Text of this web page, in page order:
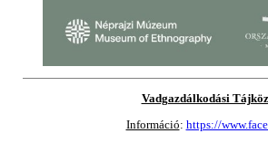
Vadgazdálkodási
Információ: https://